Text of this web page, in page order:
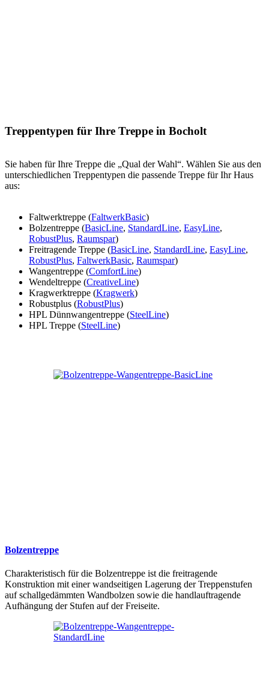
Treppentypen für Ihre Treppe in Bocholt
Sie haben für Ihre Treppe die „Qual der Wahl“. Wählen Sie aus den
unterschiedlichen Treppentypen die passende Treppe für Ihr Haus
aus:
Faltwerktreppe (FaltwerkBasic)
Bolzentreppe (BasicLine, StandardLine, EasyLine,
RobustPlus, Raumspar)
Freitragende Treppe (BasicLine, StandardLine, EasyLine,
RobustPlus, FaltwerkBasic, Raumspar)
Wangentreppe (ComfortLine)
Wendeltreppe (CreativeLine)
Kragwerktreppe (Kragwerk)
Robustplus (RobustPlus)
HPL Dünnwangentreppe (SteelLine)
HPL Treppe (SteelLine)
Bolzentreppe
Charakteristisch für die Bolzentreppe ist die freitragende
Konstruktion mit einer wandseitigen Lagerung der Treppenstufen
auf schallgedämmten Wandbolzen sowie die handlauftragende
Aufhängung der Stufen auf der Freiseite.